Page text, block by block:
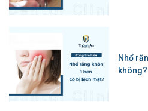
Nhổ
không?